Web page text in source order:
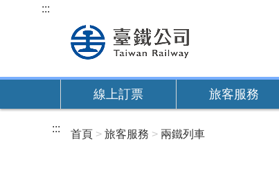
內
:::
線上訂票 旅客服務
::: 首頁 旅客服務 兩鐵列車